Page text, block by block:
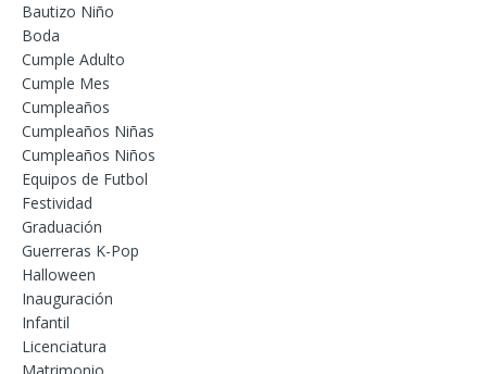
Bautizo Niño
Boda
Cumple Adulto
Cumple Mes
Cumpleaños
Cumpleaños Niñas
Cumpleaños Niños
Equipos de Futbol
Festividad
Graduación
Guerreras K-Pop
Halloween
Inauguración
Infantil
Licenciatura